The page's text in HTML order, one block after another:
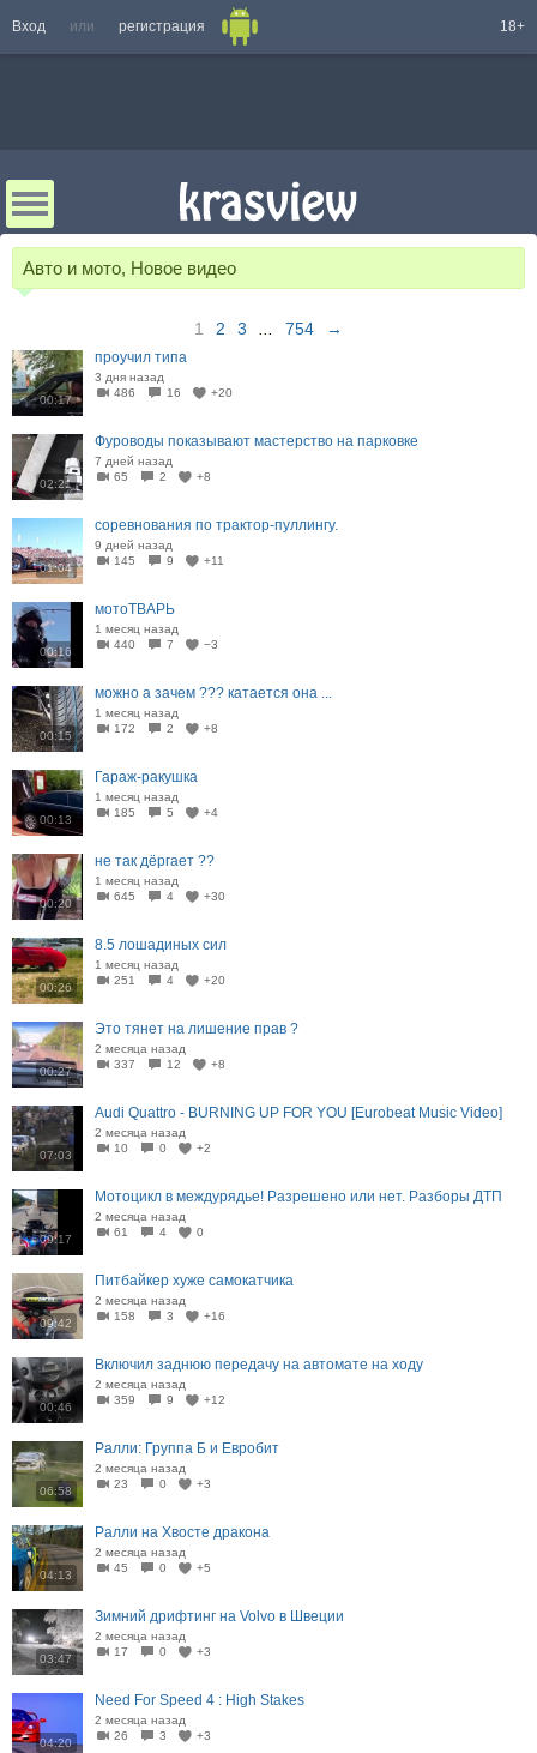
Вход или регистрация 18+
Авто и мото, Новое видео
1 2 3 754 →
00:17
проучил типа
3 дня назад
486
16 +20
02:21
Фуроводы показывают мастерство на парковке
7 дней назад
65
2 +8
01:04
соревнования по трактор-пуллингу.
9 дней назад
145
9 +11
00:16
мотоТВАРЬ
1 месяц назад
440
7 −3
00:15
можно а зачем ??? катается она ...
1 месяц назад
172
2 +8
00:13
Гараж-ракушка
1 месяц назад
185
5 +4
00:20
не так дёргает ??
1 месяц назад
645
4 +30
00:26
8.5 лошадиных сил
1 месяц назад
251
4 +20
00:27
Это тянет на лишение прав ?
2 месяца назад
337
12 +8
07:03
Audi Quattro - BURNING UP FOR YOU [Eurobeat Music Video]
2 месяца назад
10
0 +2
09:17
Мотоцикл в междурядье! Разрешено или нет. Разборы ДТП
2 месяца назад
61
4 0
09:42
Питбайкер хуже самокатчика
2 месяца назад
158
3 +16
00:46
Включил заднюю передачу на автомате на ходу
2 месяца назад
359
9 +12
06:58
Ралли: Группа Б и Евробит
2 месяца назад
23
0 +3
04:13
Ралли на Хвосте дракона
2 месяца назад
45
0 +5
03:47
Зимний дрифтинг на Volvo в Швеции
2 месяца назад
17
0 +3
04:20
Need For Speed 4 : High Stakes
2 месяца назад
26
3 +3